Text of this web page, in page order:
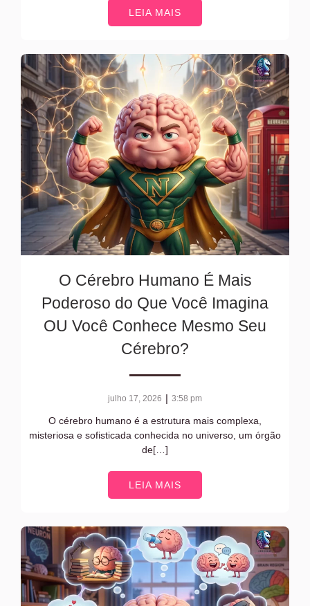
LEIA MAIS
O Cérebro Humano É Mais
Poderoso do Que Você Imagina
OU Você Conhece Mesmo Seu
Cérebro?
julho 17, 2026 | 3:58 pm
O cérebro humano é a estrutura mais complexa,
misteriosa e sofisticada conhecida no universo, um órgão
de[…]
LEIA MAIS